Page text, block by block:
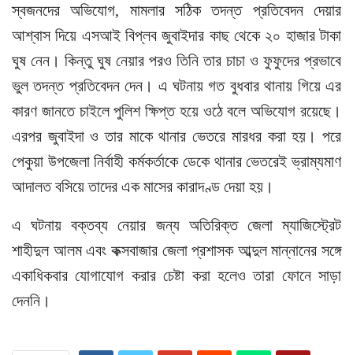
স্বজনদের অভিযোগ, মামলার সঠিক তদন্ত প্রতিবেদন দেয়ার
আশ্বাস দিয়ে এসআই বিপ্লব জুবাইদার কাছ থেকে ২০ হাজার টাকা
ঘুষ নেন। কিন্তু ঘুষ নেয়ার পরও তিনি তার চাচা ও ফুফুদের প্রভাবে
ভুল তদন্ত প্রতিবেদন দেন। এ ঘটনায় গত বুধবার থানায় গিয়ে এর
কারণ জানতে চাইলে পুলিশ ক্ষিপ্ত হয়ে ওঠে বলে অভিযোগ রয়েছে।
এরপর জুবাইদা ও তার মাকে থানার ভেতরে মারধর করা হয়। পরে
পেকুয়া উপজেলা নির্বাহী কর্মকর্তাকে ডেকে থানার ভেতরেই ভ্রাম্যমাণ
আদালত বসিয়ে তাদের এক মাসের কারাদণ্ড দেয়া হয়।
এ ঘটনায় বক্তব্য নেয়ার জন্য অতিরিক্ত জেলা ম্যাজিস্ট্রেট
শাহীদুল আলম এবং কক্সবাজার জেলা প্রশাসক আব্দুল মান্নানের সঙ্গে
একাধিকবার যোগাযোগ করার চেষ্টা করা হলেও তারা ফোনে সাড়া
দেননি।